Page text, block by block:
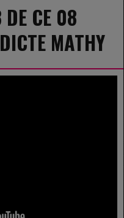
CE 08
MATHY